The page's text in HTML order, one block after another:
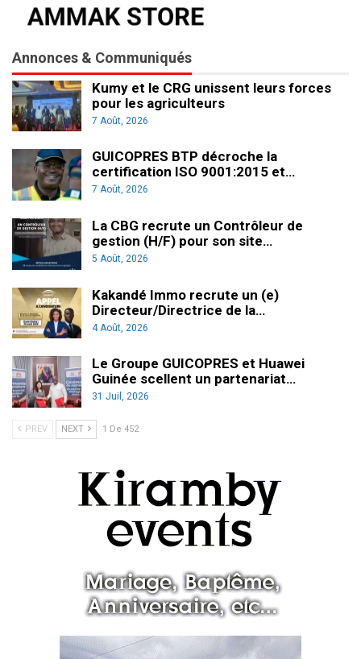
Annonces & Communiqués
Kumy et le CRG unissent leurs forces
pour les agriculteurs
7 Août, 2026
GUICOPRES BTP décroche la
certification ISO 9001:2015 et…
7 Août, 2026
La CBG recrute un Contrôleur de
gestion (H/F) pour son site…
5 Août, 2026
Kakandé Immo recrute un (e)
Directeur/Directrice de la…
4 Août, 2026
Le Groupe GUICOPRES et Huawei
Guinée scellent un partenariat…
31 Juil, 2026
PREV NEXT 1 De 452